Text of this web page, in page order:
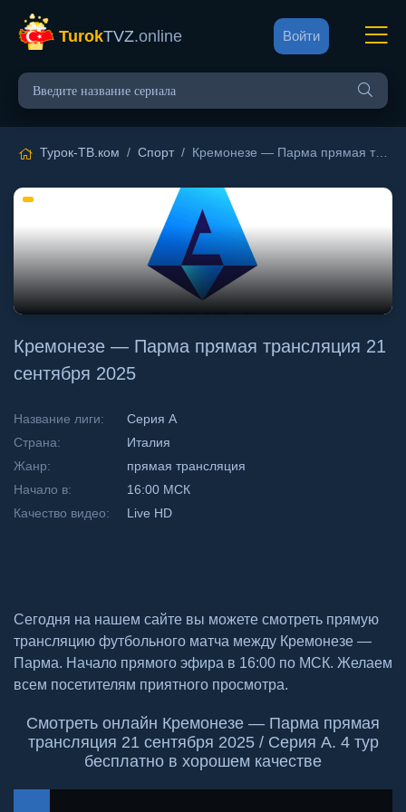
TurokTVZ.online Войти
Турок-ТВ.ком / Спорт/ Кремонезе — Парма прямая трансляция 21 сентября 2025
Кремонезе — Парма прямая трансляция 21
сентября 2025
Название лиги:
Серия А
Страна:
Италия
Жанр:
прямая трансляция
Начало в:
16:00 МСК
Качество видео:
Live HD
Сегодня на нашем сайте вы можете смотреть прямую
трансляцию футбольного матча между Кремонезе —
Парма. Начало прямого эфира в 16:00 по МСК. Желаем
всем посетителям приятного просмотра.
Смотреть онлайн Кремонезе — Парма прямая
трансляция 21 сентября 2025 / Серия А. 4 тур
бесплатно в хорошем качестве